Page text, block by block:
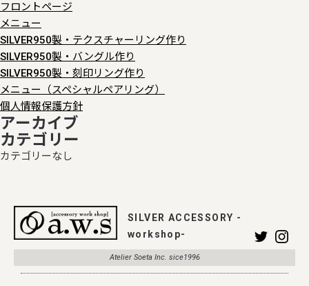
フロントページ
メニュー
SILVER950製・テクスチャーリング作り
SILVER950製・バングル作り
SILVER950製・刻印リング作り
メニュー（スペシャルペアリング）
個人情報保護方針
アーカイブ
カテゴリー
カテゴリーなし
SILVER ACCESSORY -
workshop-
Atelier Soeta Inc. sice1996